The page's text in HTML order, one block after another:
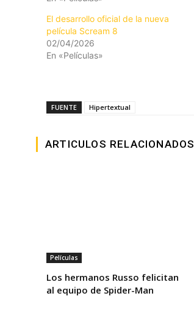
El desarrollo oficial de la nueva
película Scream 8
02/04/2026
En «Películas»
FUENTE Hipertextual
ARTICULOS RELACIONADOS
Películas
Los hermanos Russo felicitan
al equipo de Spider-Man